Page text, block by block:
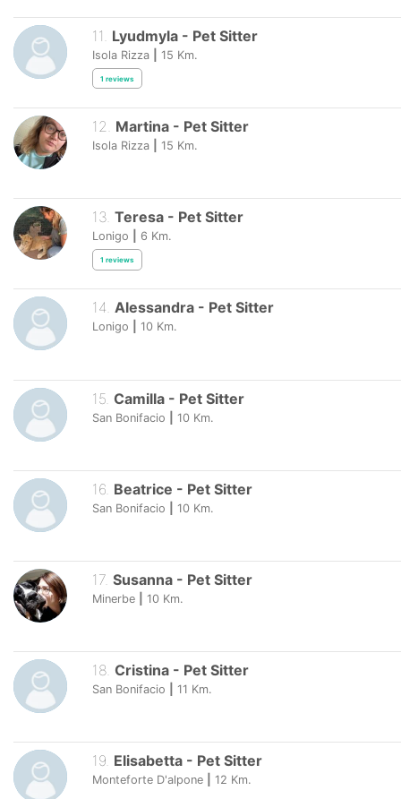
11 Lyudmyla - Pet Sitter
Isola Rizza 15 Km.
1 reviews
12 Martina - Pet Sitter
Isola Rizza 15 Km.
13. Teresa - Pet Sitter
Lonigo 6 Km.
1 reviews
14. Alessandra - Pet Sitter
Lonigo 10 Km.
15 Camilla - Pet Sitter
San Bonifacio 10 Km.
16 Beatrice - Pet Sitter
San Bonifacio 10 Km.
17. Susanna - Pet Sitter
Minerbe 10 Km.
18. Cristina - Pet Sitter
San Bonifacio 11 Km.
19. Elisabetta - Pet Sitter
Monteforte D'alpone 12 Km.